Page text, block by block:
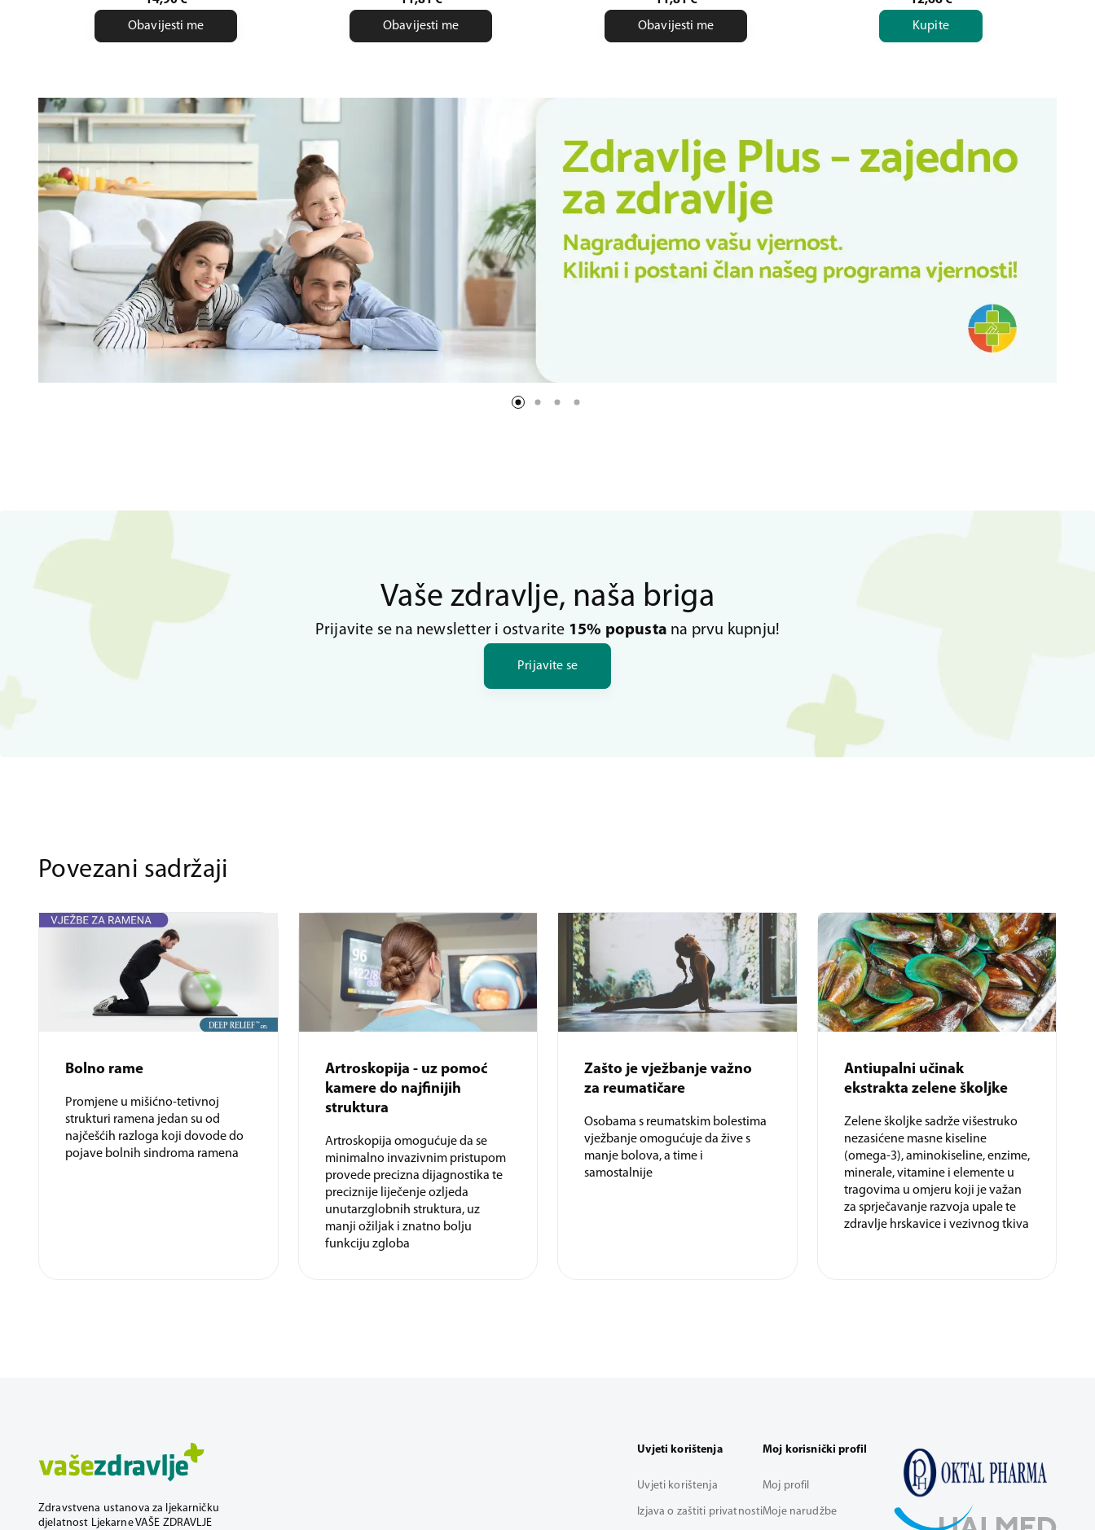
Obavijesti me
Obavijesti me
Obavijesti me
Kupite
Vaše zdravlje, naša briga
Prijavite se na newsletter i ostvarite 15% popusta na prvu kupnju!
Prijavite se
Povezani sadržaji
Bolno rame
Promjene u mišićno-tetivnoj
strukturi ramena jedan su od
najčešćih razloga koji dovode do
pojave bolnih sindroma ramena
Artroskopija - uz pomoć
kamere do najfinijih
struktura
Artroskopija omogućuje da se
minimalno invazivnim pristupom
provede precizna dijagnostika te
preciznije liječenje ozljeda
unutarzglobnih struktura, uz
manji ožiljak i znatno bolju
funkciju zgloba
Zašto je vježbanje važno
za reumatičare
Osobama s reumatskim bolestima
vježbanje omogućuje da žive s
manje bolova, a time i
samostalnije
Antiupalni učinak
ekstrakta zelene školjke
Zelene školjke sadrže višestruko
nezasićene masne kiseline
(omega-3), aminokiseline, enzime,
minerale, vitamine i elemente u
tragovima u omjeru koji je važan
za sprječavanje razvoja upale te
zdravlje hrskavice i vezivnog tkiva
Zdravstvena ustanova za ljekarničku
djelatnost Ljekarne VAŠE ZDRAVLJE
Uvjeti korištenja
Uvjeti korištenja
Izjava o zaštiti privatnosti
Moj korisnički profil
Moj profil
Moje narudžbe